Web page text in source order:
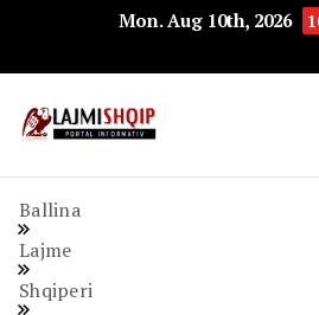
Mon. Aug 10th, 2026
Ballina
Lajme
Shqiperi